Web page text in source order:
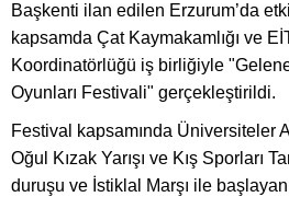
Başkenti ilan edilen Erzurum’da
kapsamda Çat Kaymakamlığı ve
Koordinatörlüğü iş birliğiyle
Oyunları Festivali" gerçekleştirildi.
Festival kapsamında Üniversiteler
Oğul Kızak Yarışı ve Kış Sporları
duruşu ve İstiklal Marşı ile